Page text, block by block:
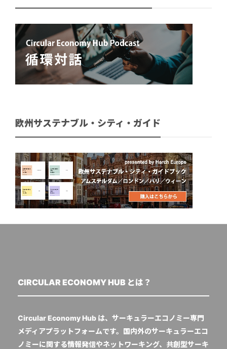
欧州サステナブル・シティ・ガイド
CIRCULAR ECONOMY HUB とは？
Circular Economy Hub は、サーキュラーエコノミー専門
メディアプラットフォームです。国内外のサーキュラーエコ
ノミーに関する情報発信やネットワーキング、共創型サーキ